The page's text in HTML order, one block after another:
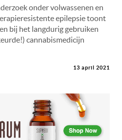
onder volwassenen en
epilepsie toont
bij het langdurig gebruiken
cannabismedicijn
13 april 2021